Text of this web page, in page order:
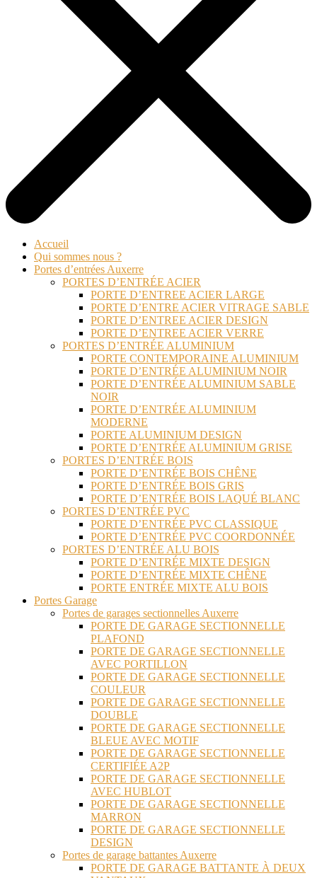
Accueil
Qui sommes nous ?
Portes d’entrées Auxerre
PORTES D’ENTRÉE ACIER
PORTE D’ENTREE ACIER LARGE
PORTE D’ENTRE ACIER VITRAGE SABLE
PORTE D’ENTREE ACIER DESIGN
PORTE D’ENTREE ACIER VERRE
PORTES D’ENTRÉE ALUMINIUM
PORTE CONTEMPORAINE ALUMINIUM
PORTE D’ENTRÉE ALUMINIUM NOIR
PORTE D’ENTRÉE ALUMINIUM SABLE
NOIR
PORTE D’ENTRÉE ALUMINIUM
MODERNE
PORTE ALUMINIUM DESIGN
PORTE D’ENTRÉE ALUMINIUM GRISE
PORTES D’ENTRÉE BOIS
PORTE D’ENTRÉE BOIS CHÊNE
PORTE D’ENTRÉE BOIS GRIS
PORTE D’ENTRÉE BOIS LAQUÉ BLANC
PORTES D’ENTRÉE PVC
PORTE D’ENTRÉE PVC CLASSIQUE
PORTE D’ENTRÉE PVC COORDONNÉE
PORTES D’ENTRÉE ALU BOIS
PORTE D’ENTRÉE MIXTE DESIGN
PORTE D’ENTRÉE MIXTE CHÊNE
PORTE ENTRÉE MIXTE ALU BOIS
Portes Garage
Portes de garages sectionnelles Auxerre
PORTE DE GARAGE SECTIONNELLE
PLAFOND
PORTE DE GARAGE SECTIONNELLE
AVEC PORTILLON
PORTE DE GARAGE SECTIONNELLE
COULEUR
PORTE DE GARAGE SECTIONNELLE
DOUBLE
PORTE DE GARAGE SECTIONNELLE
BLEUE AVEC MOTIF
PORTE DE GARAGE SECTIONNELLE
CERTIFIÉE A2P
PORTE DE GARAGE SECTIONNELLE
AVEC HUBLOT
PORTE DE GARAGE SECTIONNELLE
MARRON
PORTE DE GARAGE SECTIONNELLE
DESIGN
Portes de garage battantes Auxerre
PORTE DE GARAGE BATTANTE À DEUX